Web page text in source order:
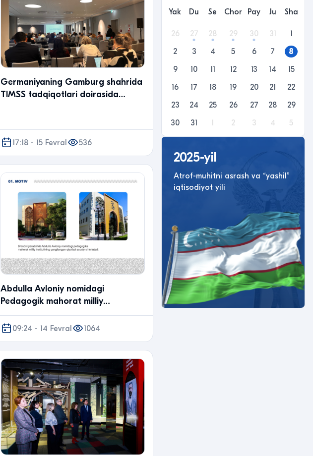
Germaniyaning Gamburg shahrida
TIMSS tadqiqotlari doirasida
17:18 - 15 Fevral 536
Abdulla Avloniy nomidagi
Pedagogik mahorat milliy
institutining brend-aydentikasi
yangilandi
09:24 - 14 Fevral 1064
Yak Du Se Chor Pay Ju Sha
26 27 28 29 30 31
1
2
3 4 5 6 7
8
9
10 11 12 13 14
15
16
17 18 19 20 21
22
23
24 25 26 27 28
29
30
31 2 3 4 5
2025-yil
Atrof-muhitni asrash va “yashil”
iqtisodiyot yili